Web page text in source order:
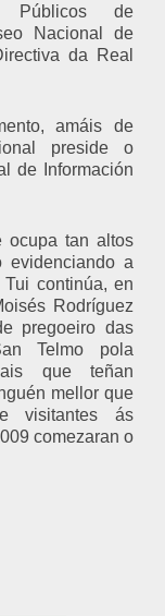
Públicos de
Nacional de
da Real
amáis de
preside o
de Información
ocupa tan altos
evidenciando a
continúa, en
Rodríguez
pregoeiro das
Telmo pola
que teñan
mellor que
visitantes ás
comezaran o